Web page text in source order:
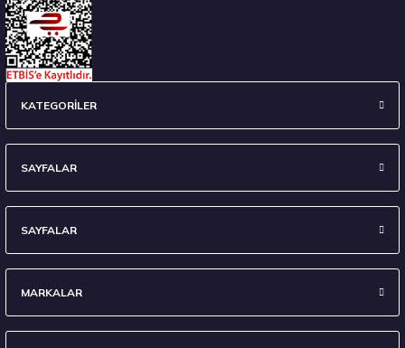
KATEGORİLER
SAYFALAR
SAYFALAR
MARKALAR